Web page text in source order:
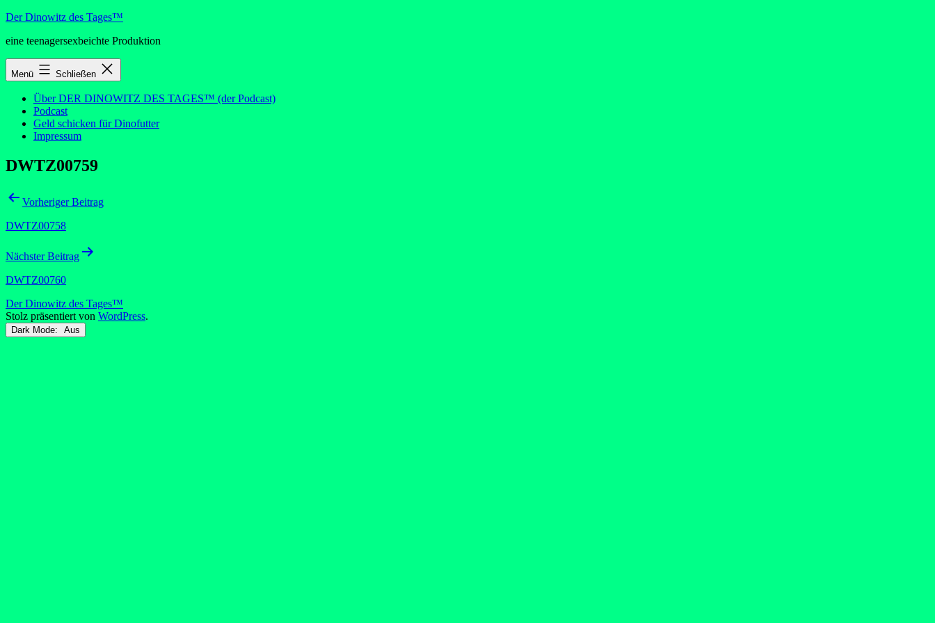
Zum
springen
Der Dinowitz des Tages™
eine teenagersexbeichte Produktion
Menü Schließen
Über DER DINOWITZ DES TAGES™ (der Podcast)
Podcast
Geld schicken für Dinofutter
Impressum
DWTZ00759
Beitragsnavigation
Vorheriger Beitrag
DWTZ00758
Nächster Beitrag
DWTZ00760
Der Dinowitz des Tages™
Stolz präsentiert von WordPress.
Dark Mode: